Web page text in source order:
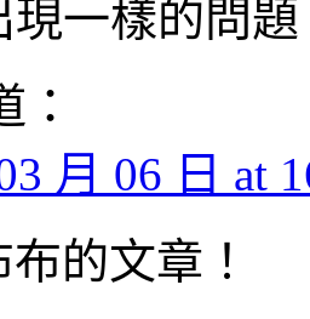
現一樣的問題
：
月 06 日 at
的文章！